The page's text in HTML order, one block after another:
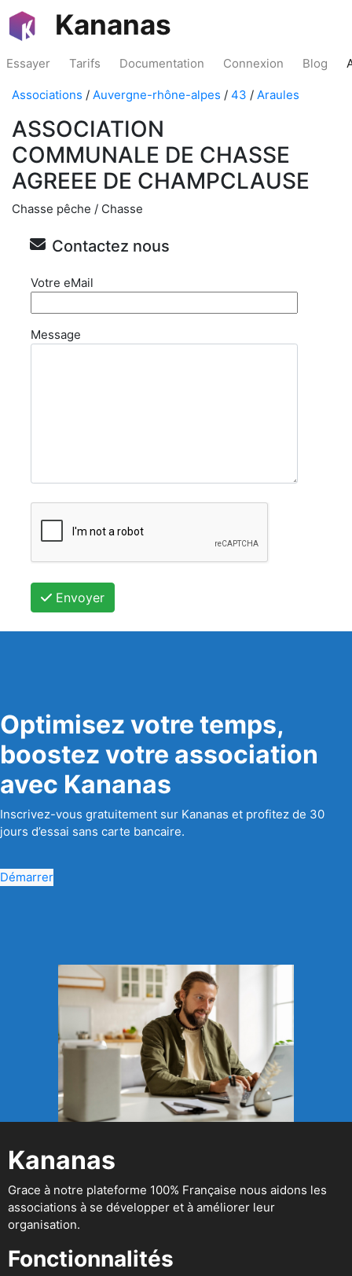
Kananas
Essayer Tarifs Documentation Connexion Blog
Associations / Auvergne-rhône-alpes / 43 / Araules
ASSOCIATION
COMMUNALE DE CHASSE
AGREEE DE CHAMPCLAUSE
Chasse pêche / Chasse
Contactez nous
Votre eMail
Message
Envoyer
Optimisez votre temps,
boostez votre association
avec Kananas
Inscrivez-vous gratuitement sur Kananas et profitez de 30
jours d’essai sans carte bancaire.
Démarrer
Kananas
Grace à notre plateforme 100% Française nous aidons les
associations à se développer et à améliorer leur
organisation.
Fonctionnalités